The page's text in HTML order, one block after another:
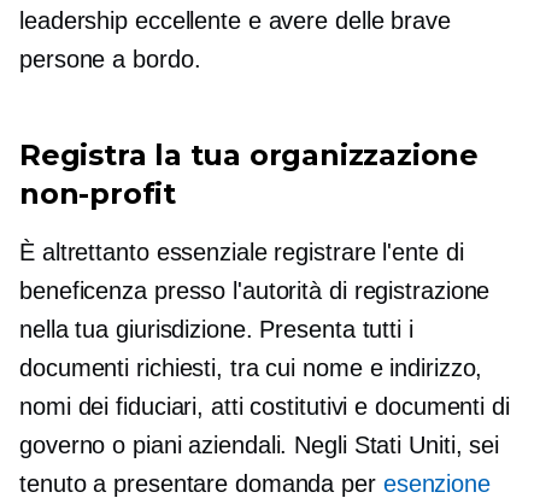
leadership eccellente e avere delle brave
persone a bordo.
Registra la tua organizzazione
non-profit
È altrettanto essenziale registrare l'ente di
beneficenza presso l'autorità di registrazione
nella tua giurisdizione. Presenta tutti i
documenti richiesti, tra cui nome e indirizzo,
nomi dei fiduciari, atti costitutivi e documenti di
governo o piani aziendali. Negli Stati Uniti, sei
tenuto a presentare domanda per esenzione